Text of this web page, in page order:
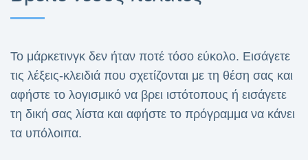
Το μάρκετινγκ δεν ήταν ποτέ τόσο εύκολο. Εισάγετε
τις λέξεις-κλειδιά που σχετίζονται με τη θέση σας και
αφήστε το λογισμικό να βρει ιστότοπους ή εισάγετε
τη δική σας λίστα και αφήστε το πρόγραμμα να κάνει
τα υπόλοιπα.